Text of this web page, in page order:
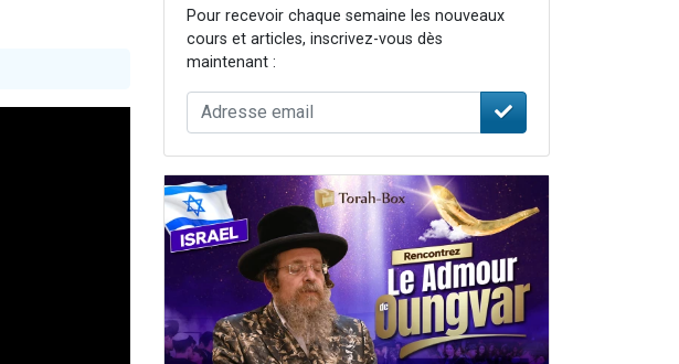
Pour recevoir chaque semaine les nouveaux
cours et articles, inscrivez-vous dès
maintenant :